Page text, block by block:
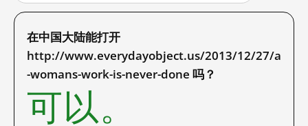
在中国大陆能打开
http://www.everydayobject.us/2013/12/27/a
-womans-work-is-never-done 吗？
可以。